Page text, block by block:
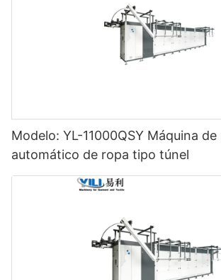
Modelo: YL-11000QSY Máquina
automático de ropa tipo túnel